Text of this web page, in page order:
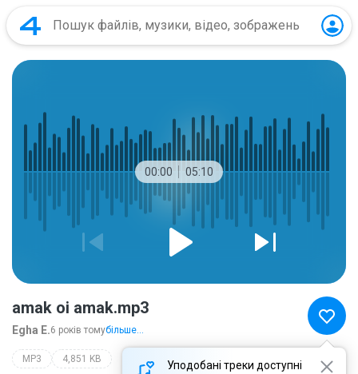
00:00 05:10
Уподобані треки доступні
amak oi amak.mp3
Egha E.6 років томубільше...
MP3 4,851 KB